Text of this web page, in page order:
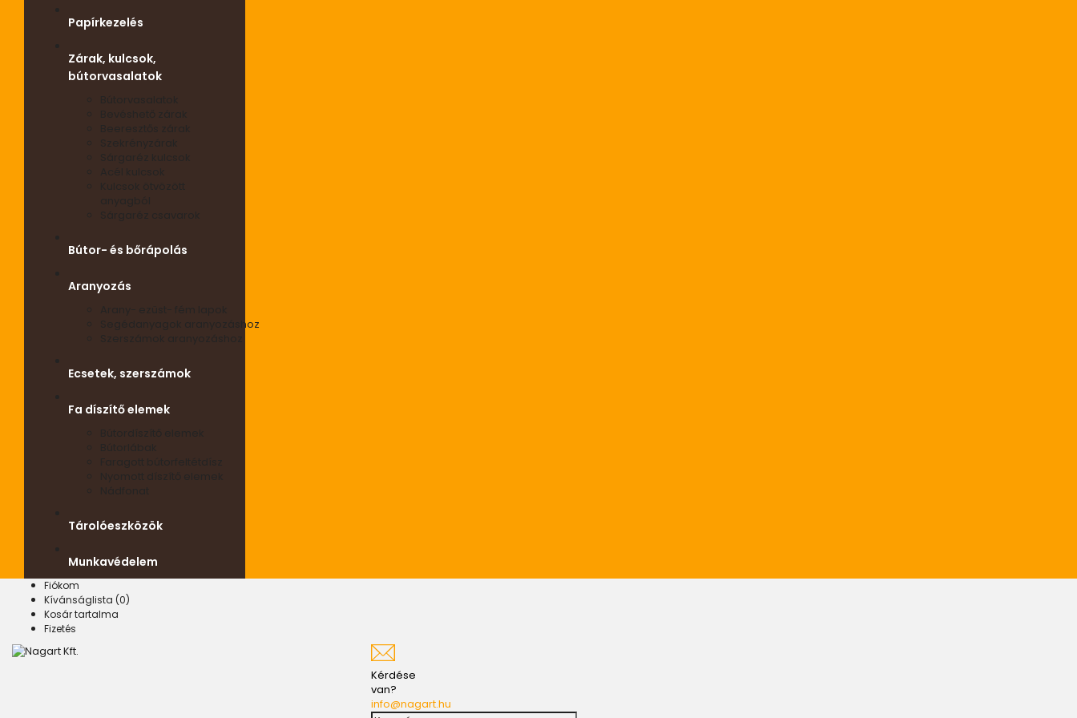
Papírkezelés
Zárak, kulcsok,
bútorvasalatok
Bútorvasalatok
Bevéshető zárak
Beeresztős zárak
Szekrényzárak
Sárgaréz kulcsok
Acél kulcsok
Kulcsok ötvözött
Sárgaréz csavarok
Bútor- és bőrápolás
Aranyozás
Arany- ezüst- fém lapok
Segédanyagok aranyozáshoz
Szerszámok aranyozáshoz
Ecsetek, szerszámok
Fa díszítő elemek
Bútordíszítő elemek
Bútorlábak
Faragott bútorfeltétdísz
Nyomott díszítő elemek
Tárolóeszközök
Munkavédelem
Fiókom
Kívánságlista (0)
Kosár tartalma
Fizetés
Kérdése
van?
info@nagart.hu